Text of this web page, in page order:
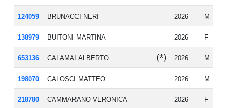
124059 BRUNACCI NERI 2026 M
138979 BUITONI MARTINA 2026 F
653136 CALAMAI ALBERTO (*) 2026 M
198070 CALOSCI MATTEO 2026 M
218780 CAMMARANO VERONICA 2026 F